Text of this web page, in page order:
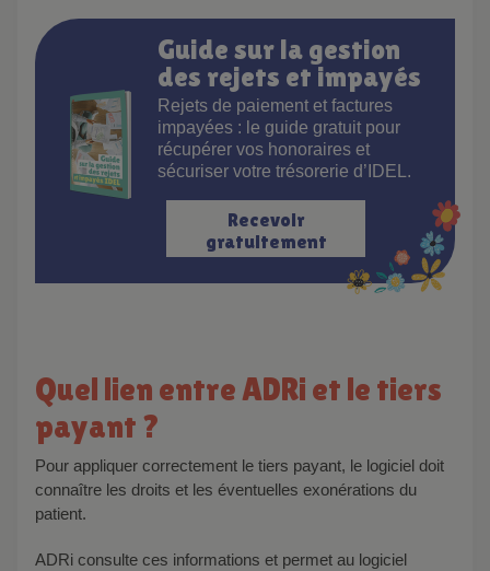
Guide sur la gestion
des rejets et impayés
Rejets de paiement et factures
impayées : le guide gratuit pour
récupérer vos honoraires et
sécuriser votre trésorerie d’IDEL.
Recevoir
gratuitement
Quel lien entre ADRi et le tiers
payant ?
Pour appliquer correctement le tiers payant, le logiciel doit
connaître les droits et les éventuelles exonérations du
patient.
ADRi consulte ces informations et permet au logiciel